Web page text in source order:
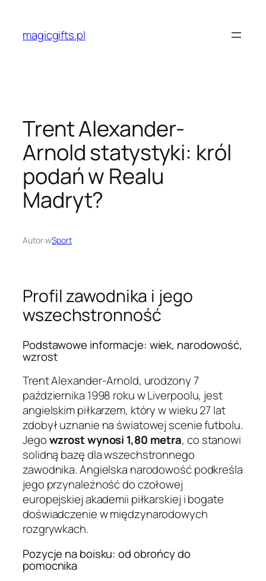
treścimagicgifts.pl
Trent Alexander-
Arnold statystyki: król
podań w Realu
Madryt?
Autor:wSport
Profil zawodnika i jego
wszechstronność
Podstawowe informacje: wiek, narodowość,
wzrost
Trent Alexander-Arnold, urodzony 7
października 1998 roku w Liverpoolu, jest
angielskim piłkarzem, który w wieku 27 lat
zdobył uznanie na światowej scenie futbolu.
Jegowzrost wynosi 1,80 metra, co stanowi
solidną bazę dla wszechstronnego
zawodnika. Angielska narodowość podkreśla
jego przynależność do czołowej
europejskiej akademii piłkarskiej i bogate
doświadczenie w międzynarodowych
rozgrywkach.
Pozycje na boisku: od obrońcy do
pomocnika